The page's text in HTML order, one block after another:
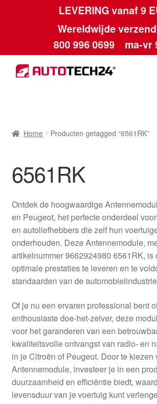
LEVERING vanaf 9
Wereldwijde
800 996 0699 ma-vr
Ga
door
Ga
naar
Betalingen
Contact
Kassa
Klachten
Levering
Mijn account
Over ons
Privacybeleid
Home Producten getagged “6561RK”
6561RK
Ontdek de hoogwaardige
en Peugeot, het perfecte onderdeel
en autoliefhebbers die zelf hun
onderhouden. Deze Antennemodule,
artikelnummer 9662924980 6561RK, is
optimale prestaties te leveren en te
standaarden van de
Of je nu een ervaren professional bent
enthousiaste doe-het-zelver, deze
voor het garanderen van een
kwaliteitsvolle ontvangst van radio- en
in je Citroën of Peugeot. Door te kiezen
Antennemodule, investeer je in een
duurzaamheid en efficiëntie biedt,
levensduur van je voertuig kunt